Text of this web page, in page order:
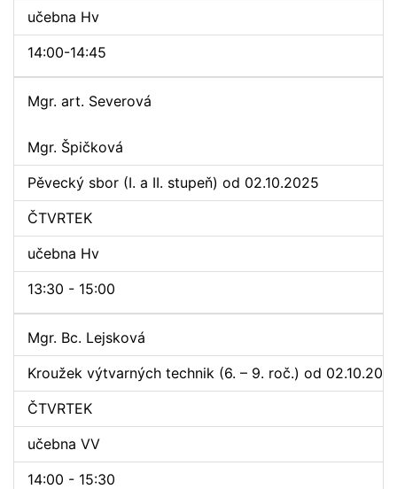
učebna Hv
14:00-14:45
Mgr. art. Severová
Mgr. Špičková
Pěvecký sbor (I. a II. stupeň) od 02.10.2025
ČTVRTEK
učebna Hv
13:30 - 15:00
Mgr. Bc. Lejsková
Kroužek výtvarných technik (6. – 9. roč.) od
ČTVRTEK
učebna VV
14:00 - 15:30